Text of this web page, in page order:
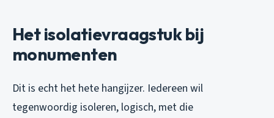
Het isolatievraagstuk bij
monumenten
Dit is echt het hete hangijzer. Iedereen wil
tegenwoordig isoleren, logisch, met die